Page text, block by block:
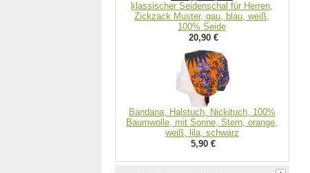
klassischer Seidenschal für Herren,
Zickzack Muster, gau, blau, weiß,
100% Seide
20,90 €
Bandana, Halstuch, Nickituch, 100%
Baumwolle, mit Sonne, Stern, orange,
weiß, lila, schwarz
5,90 €